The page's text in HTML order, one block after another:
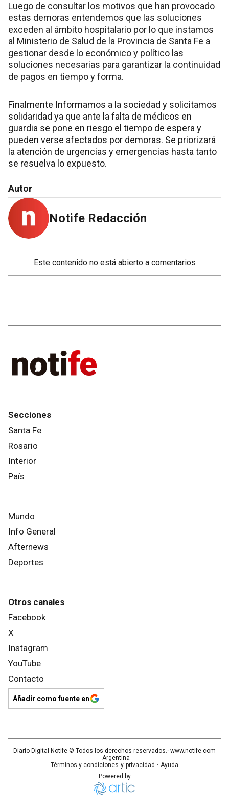
Luego de consultar los motivos que han provocado
estas demoras entendemos que las soluciones
exceden al ámbito hospitalario por lo que instamos
al Ministerio de Salud de la Provincia de Santa Fe a
gestionar desde lo económico y político las
soluciones necesarias para garantizar la continuidad
de pagos en tiempo y forma.
Finalmente Informamos a la sociedad y solicitamos
solidaridad ya que ante la falta de médicos en
guardia se pone en riesgo el tiempo de espera y
pueden verse afectados por demoras. Se priorizará
la atención de urgencias y emergencias hasta tanto
se resuelva lo expuesto.
Autor
Notife Redacción
Este contenido no está abierto a comentarios
Secciones
Santa Fe
Rosario
Interior
País
Mundo
Info General
Afternews
Deportes
Otros canales
Facebook
X
Instagram
YouTube
Contacto
Añadir como fuente en
Diario Digital Notife © Todos los derechos reservados.· www.notife.com
- Argentina
Términos y condiciones y privacidad · Ayuda
Powered by